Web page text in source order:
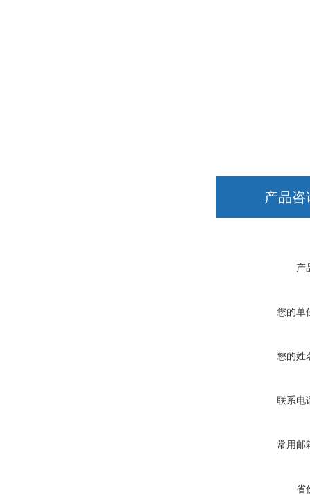
产品咨
产
您的单
您的姓
联系电
常用邮
省